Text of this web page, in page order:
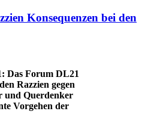
Konsequenzen bei den
Das Forum DL21
Razzien gegen
und Querdenker
Vorgehen der